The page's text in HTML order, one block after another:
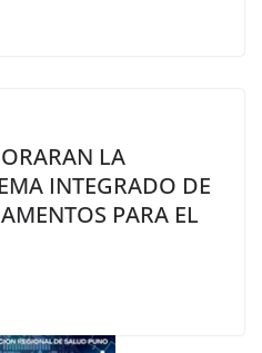
LA
INTEGRADO DE
PARA EL